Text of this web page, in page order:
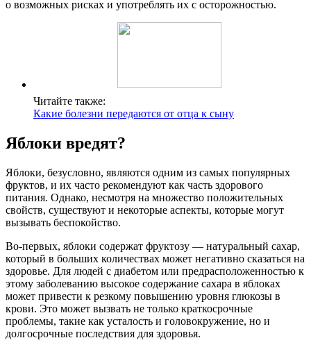
о возможных рисках и употреблять их с осторожностью.
Читайте также:
Какие болезни передаются от отца к сыну
Яблоки вредят?
Яблоки, безусловно, являются одним из самых популярных
фруктов, и их часто рекомендуют как часть здорового
питания. Однако, несмотря на множество положительных
свойств, существуют и некоторые аспекты, которые могут
вызывать беспокойство.
Во-первых, яблоки содержат фруктозу — натуральный сахар,
который в больших количествах может негативно сказаться на
здоровье. Для людей с диабетом или предрасположенностью к
этому заболеванию высокое содержание сахара в яблоках
может привести к резкому повышению уровня глюкозы в
крови. Это может вызвать не только краткосрочные
проблемы, такие как усталость и головокружение, но и
долгосрочные последствия для здоровья.